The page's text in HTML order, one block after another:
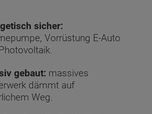
sicher:
Vorrüstung E-Auto
gebaut: massives
dämmt auf
Weg.